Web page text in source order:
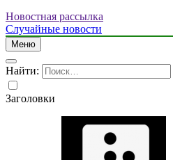
Новостная рассылка
Случайные новости
Меню
Найти:
Заголовки